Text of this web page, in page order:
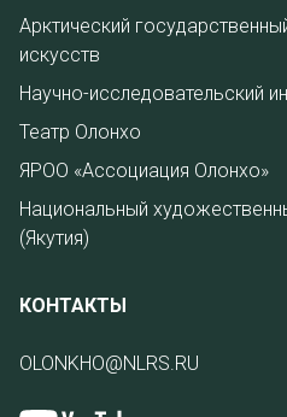
Арктический
искусств
Научно-исследовательский
Театр Олонхо
ЯРОО «Ассоциация Олонхо»
Национальный
(Якутия)
КОНТАКТЫ
OLONKHO@NLRS.RU